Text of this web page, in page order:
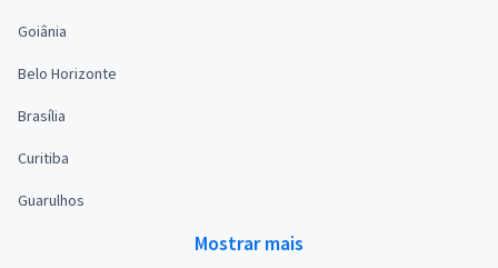
Goiânia
Belo Horizonte
Brasília
Curitiba
Guarulhos
Mostrar mais